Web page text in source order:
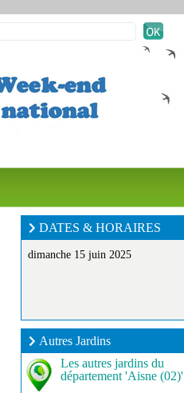
DATES & HORAIRES
dimanche 15 juin 2025
Autres Jardins
Les autres jardins du
département 'Aisne (02)'